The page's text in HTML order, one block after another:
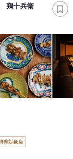
鶏十兵衛
典対象店